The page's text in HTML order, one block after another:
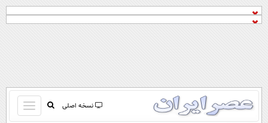
نسخه اصلی
باز